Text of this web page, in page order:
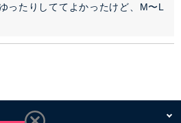
ったりしててよかったけど、M〜L